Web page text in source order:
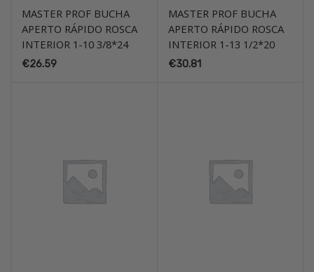
MASTER PROF BUCHA
APERTO RÁPIDO ROSCA
INTERIOR 1-10 3/8*24
€26.59
MASTER PROF BUCHA
APERTO RÁPIDO ROSCA
INTERIOR 1-13 1/2*20
€30.81